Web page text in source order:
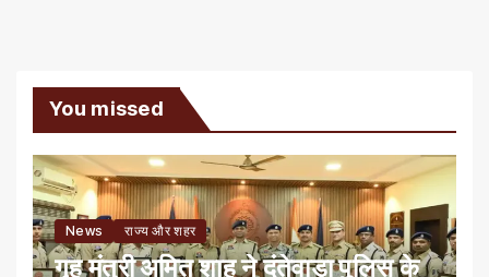
You missed
News राज्य और शहर
गृह मंत्री अमित शाह ने दंतेवाड़ा पुलिस के